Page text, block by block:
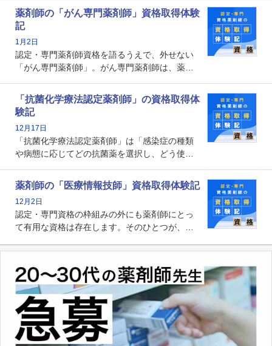
とから、救急認定薬剤師を目指す病院薬剤師も
増えているのではないでしょうか。今回はそん
な救急認定薬剤師の取得体験記をご紹介しま
す。
薬剤師の「がん専門薬剤師」資格取得体験
記
1月2日
認定・専門薬剤師資格を語るうえで、外せない
「がん専門薬剤師」。がん専門薬剤師は、薬剤
関する資格として、2009年に発足しました。薬
剤師の専門性を活かして高度化するがん医療に
貢献する姿は、今も病院薬剤師にとって一目置
かれる存在です。
「抗菌化学療法認定薬剤師」の資格取得体
験記
12月17日
「抗菌化学療法認定薬剤師」は「感染症の種類
や病態に応じてどの抗菌薬を選択し、どう使っ
る薬剤師です。現在、感染防止対策加算の施設
基準に専任の薬剤師配置が挙げられており、今
後は感染症領域で薬剤師に、より多くの役割が
求められる可能性もあります。
薬剤師の「医療情報技師」資格取得体験記
12月2日
認定・専門資格の枠組みの外にも薬剤師にとっ
て有用な資格は存在します。そのひとつが、
査データ、投薬歴など非常に多岐にわたる医療
データを利活用し、またシステム管理できるこ
とは、病院薬剤師を中心に大きな武器になりま
す。